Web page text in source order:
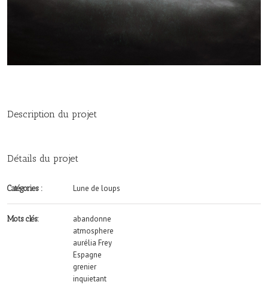
Description du projet
Détails du projet
Catégories : Lune de loups
Mots clés:
abandonne
atmosphere
aurélia Frey
Espagne
grenier
inquietant